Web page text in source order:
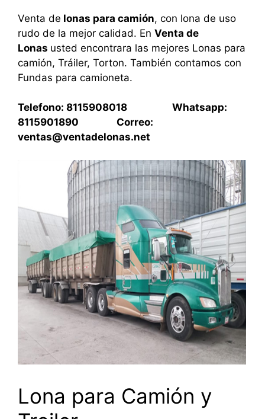
Venta de lonas para camión, con lona de uso
rudo de la mejor calidad. En Venta de
Lonas usted encontrara las mejores Lonas para
camión, Tráiler, Torton. También contamos con
Fundas para camioneta.
Telefono: 8115908018 Whatsapp:
8115901890 Correo:
ventas@ventadelonas.net
Lona para Camión y